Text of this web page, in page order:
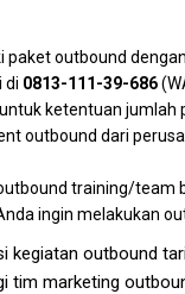
paket outbound
di 0813-111-39-686
ketentuan
outbound dari
training/team
ingin melakukan
kegiatan outbound
tim marketing